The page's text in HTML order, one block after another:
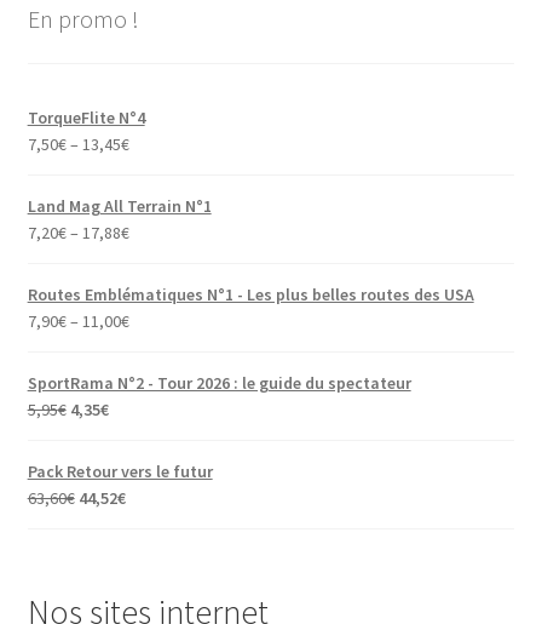
En promo !
TorqueFlite N°4
7,50€– 13,45€
Land Mag All Terrain N°1
7,20€– 17,88€
Routes Emblématiques N°1 - Les plus belles routes des USA
7,90€– 11,00€
SportRama N°2 - Tour 2026 : le guide du spectateur
5,95€ Le
initial
était :
4,35€Le
est :
Pack Retour vers le futur
63,60€ Le
63,60€.
44,52€Le
44,52€.
Nos sites internet